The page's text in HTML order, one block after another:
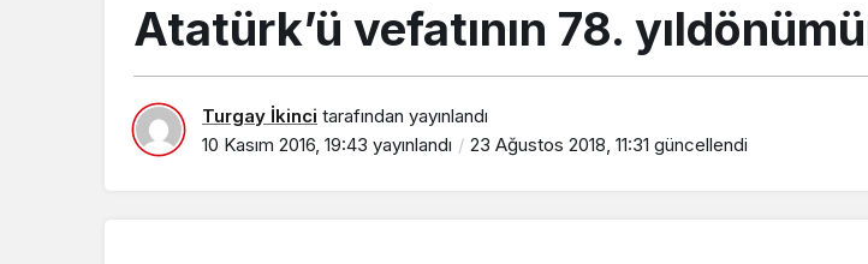
Atatürk’ü vefatının 78.
Turgay İkinci tarafından yayınlandı
10 Kasım 2016, 19:43 yayınlandı 23 Ağustos 2018, 11:31 güncellendi